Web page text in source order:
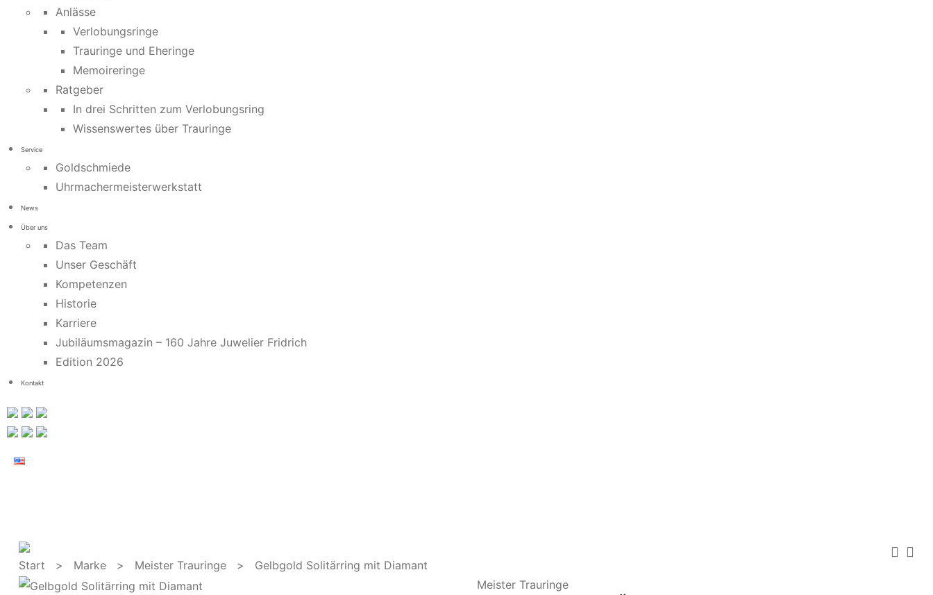
Anlässe
Verlobungsringe
Trauringe und Eheringe
Memoireringe
Ratgeber
In drei Schritten zum Verlobungsring
Wissenswertes über Trauringe
Service
Goldschmiede
Uhrmachermeisterwerkstatt
News
Über uns
Das Team
Unser Geschäft
Kompetenzen
Historie
Karriere
Jubiläumsmagazin – 160 Jahre Juwelier Fridrich
Edition 2026
Kontakt
Start > Marke> Meister Trauringe> Gelbgold Solitärring mit Diamant
Meister Trauringe